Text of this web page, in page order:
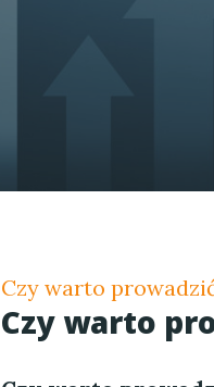
Czy warto
Czy warto